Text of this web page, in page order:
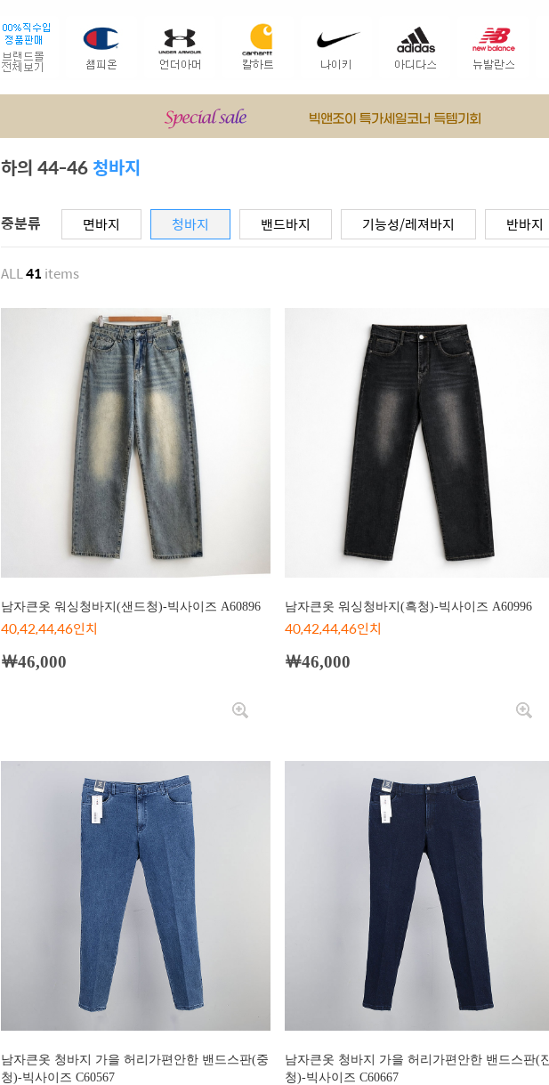
하의 44-46청바지
중분류 면바지 청바지 밴드바지 기능성/레져바지 반바지
ALL41 items
남자큰옷 워싱청바지(샌드청)-빅사이즈 A60896
40,42,44,46인치
￦46,000
남자큰옷 워싱청바지(흑청)-빅사이즈 A60996
40,42,44,46인치
￦46,000
남자큰옷 청바지 가을 허리가편안한 밴드스판(중
청)-빅사이즈 C60567
남자큰옷 청바지 가을 허리가편안한 밴드스판(진
청)-빅사이즈 C60667